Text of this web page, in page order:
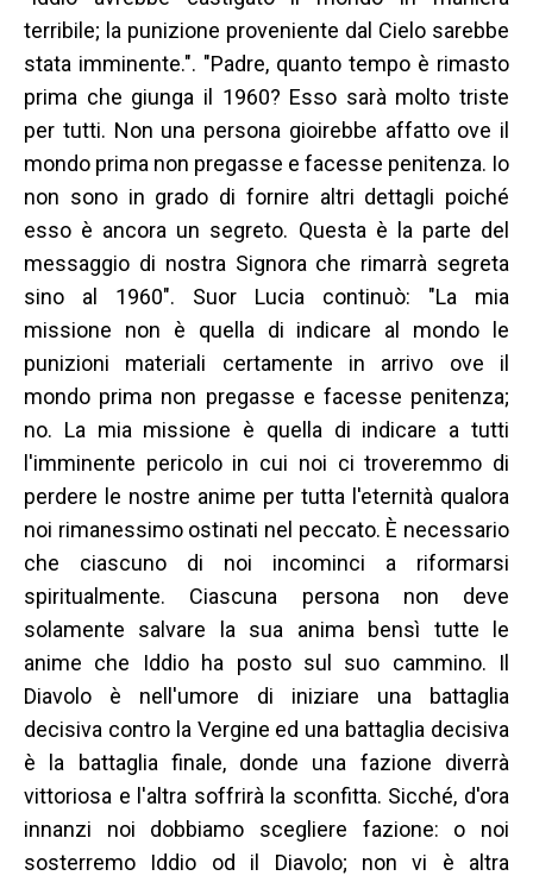
terribile; la punizione proveniente dal Cielo sarebbe
stata imminente.". "Padre, quanto tempo è rimasto
prima che giunga il 1960? Esso sarà molto triste
per tutti. Non una persona gioirebbe affatto ove il
mondo prima non pregasse e facesse penitenza. Io
non sono in grado di fornire altri dettagli poiché
esso è ancora un segreto. Questa è la parte del
messaggio di nostra Signora che rimarrà segreta
sino al 1960". Suor Lucia continuò: "La mia
missione non è quella di indicare al mondo le
punizioni materiali certamente in arrivo ove il
mondo prima non pregasse e facesse penitenza;
no. La mia missione è quella di indicare a tutti
l'imminente pericolo in cui noi ci troveremmo di
perdere le nostre anime per tutta l'eternità qualora
noi rimanessimo ostinati nel peccato. È necessario
che ciascuno di noi incominci a riformarsi
spiritualmente. Ciascuna persona non deve
solamente salvare la sua anima bensì tutte le
anime che Iddio ha posto sul suo cammino. Il
Diavolo è nell'umore di iniziare una battaglia
decisiva contro la Vergine ed una battaglia decisiva
è la battaglia finale, donde una fazione diverrà
vittoriosa e l'altra soffrirà la sconfitta. Sicché, d'ora
innanzi noi dobbiamo scegliere fazione: o noi
sosterremo Iddio od il Diavolo; non vi è altra